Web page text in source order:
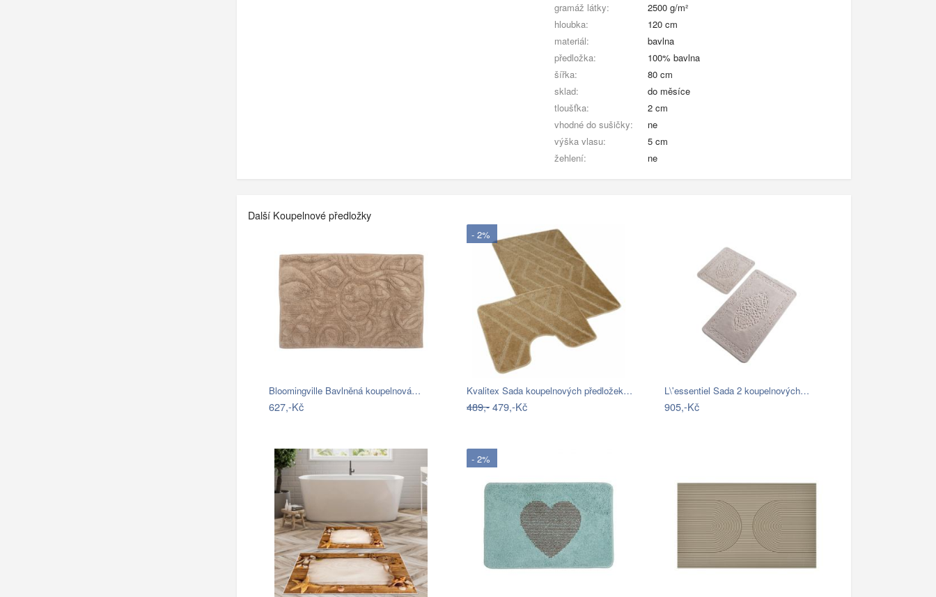
gramáž látky:
2500 g/m²
hloubka:
120 cm
materiál:
bavlna
předložka:
100% bavlna
šířka:
80 cm
sklad:
do měsíce
tloušťka:
2 cm
vhodné do sušičky:
ne
výška vlasu:
5 cm
žehlení:
ne
Další Koupelnové předložky
Bloomingville Bavlněná koupelnová…
627,-Kč
- 2%
Kvalitex Sada koupelnových předložek…
489,-479,-Kč
L\'essentiel Sada 2 koupelnových…
905,-Kč
- 2%